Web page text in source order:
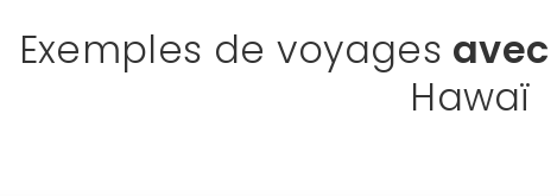
Exemples de voyages avec
Hawaï